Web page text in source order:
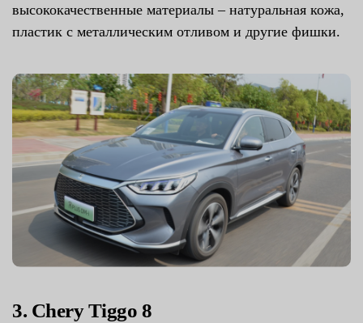
высококачественные материалы – натуральная кожа,
пластик с металлическим отливом и другие фишки.
3. Chery Tiggo 8